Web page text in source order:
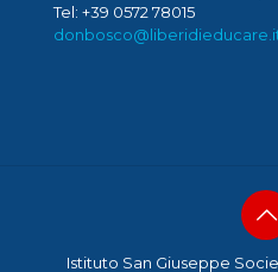
Tel: +39 0572 78015
Istituto San Giuseppe